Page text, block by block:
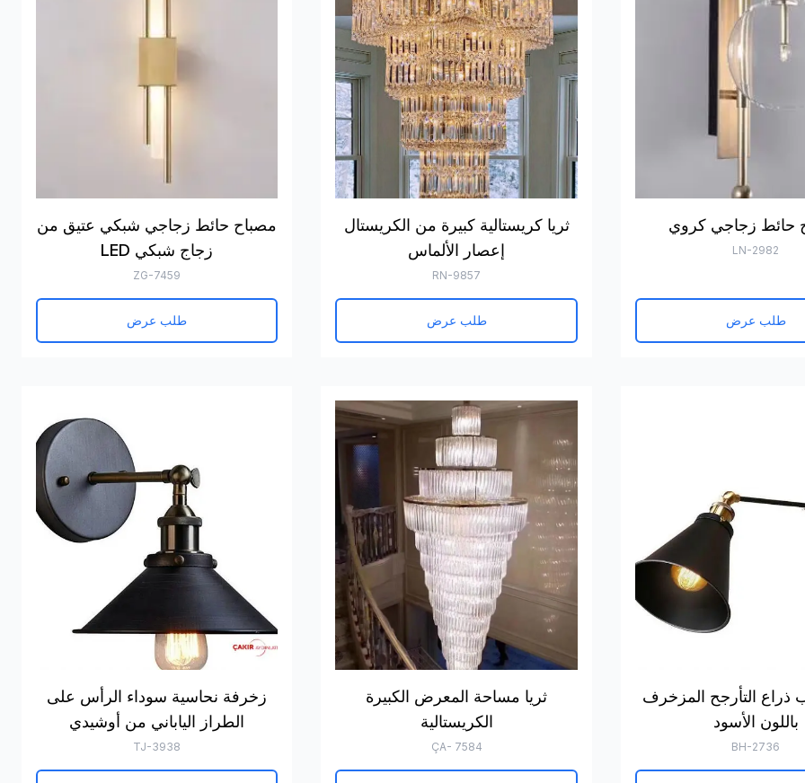
حائط زجاجي كروي
LN-2982
طلب عرض
ثريا كريستالية كبيرة من الكريستال
إعصار الألماس
RN-9857
طلب عرض
مصباح حائط زجاجي شبكي عتيق من
زجاج شبكي LED
ZG-7459
طلب عرض
التأرجح المزخرف
باللون الأسود
BH-2736
ثريا مساحة المعرض الكبيرة
الكريستالية
ÇA- 7584
زخرفة نحاسية سوداء الرأس على
الطراز الياباني من أوشيدي
TJ-3938